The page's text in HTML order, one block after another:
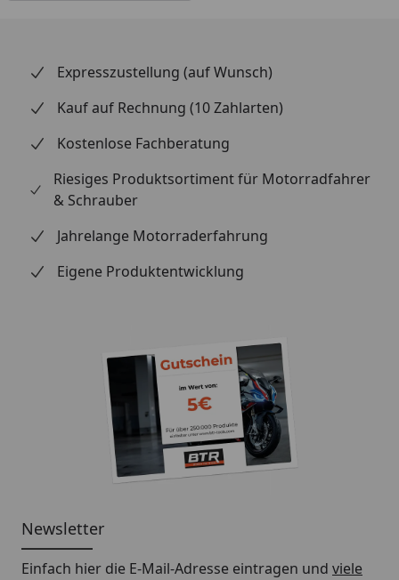
Expresszustellung (auf Wunsch)
Kauf auf Rechnung (10 Zahlarten)
Kostenlose Fachberatung
Riesiges Produktsortiment für Motorradfahrer
& Schrauber
Jahrelange Motorraderfahrung
Eigene Produktentwicklung
Newsletter
Einfach hier die E-Mail-Adresse eintragen und viele